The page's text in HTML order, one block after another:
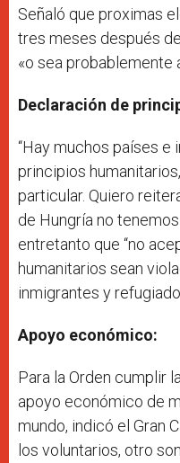
Señaló que proximas
tres meses después
«o sea probablemente
Declaración de
“Hay muchos países e
principios
particular. Quiero
de Hungría no
entretanto que “no
humanitarios sean
inmigrantes y
Apoyo económico:
Para la Orden cumplir
apoyo económico de
mundo, indicó el Gran
los voluntarios, otro